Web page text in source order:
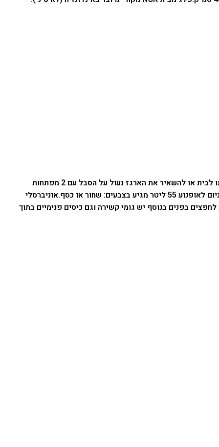
ארגז לאופנוע או לאופניים מחוזק בנפח 55 ליטר התקלה קלה ופשוטה של התושבת על הסבל ותמיד תוכלו לשלוף את הארגז ולקחת אותו לבית או להשאיר את הארגז נעול על הסבל עם 2 מפתחות
מגיע בצבעים: שחור או כסף.
אוניברסלי
בפנים בנוסף יש גומי קשירה וגם כיסים פנימיים בתוך